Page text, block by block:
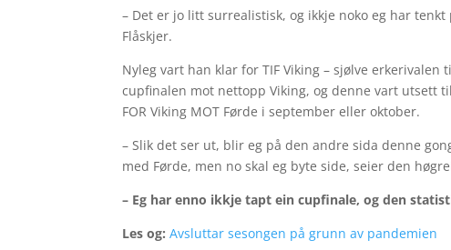
– Det er jo litt surrealistisk, og ikkje noko eg har
Flåskjer.
Nyleg vart han klar for TIF Viking – sjølve
cupfinalen mot nettopp Viking, og denne vart utsett
FOR Viking MOT Førde i september eller oktober.
– Slik det ser ut, blir eg på den andre sida denne
med Førde, men no skal eg byte side, seier den
– Eg har enno ikkje tapt ein cupfinale, og den
Les og: Avsluttar sesongen på grunn av pandemien